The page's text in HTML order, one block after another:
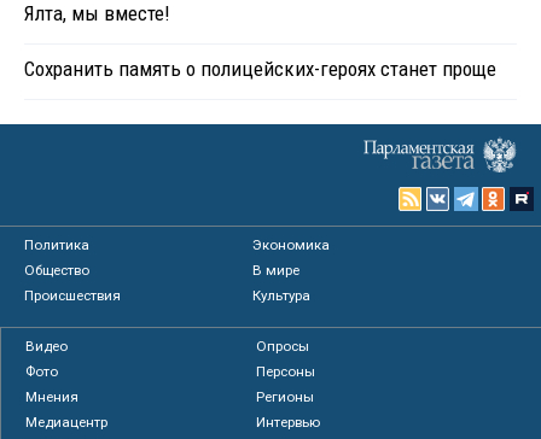
Ялта, мы вместе!
Сохранить память о полицейских-героях станет проще
Политика
Экономика
Общество
В мире
Происшествия
Культура
Видео
Опросы
Фото
Персоны
Мнения
Регионы
Медиацентр
Интервью